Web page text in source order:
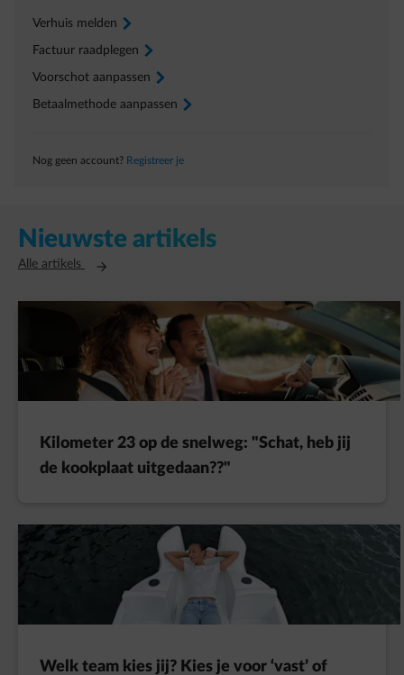
Verhuis melden arrow-right
Factuur raadplegen arrow-right
Voorschot aanpassen arrow-right
Betaalmethode aanpassen arrow-right
Nog geen account? Registreer je
Nieuwste artikels
Alle artikels Opent in een nieuw tabblad
Kilometer 23 op de snelweg: "Schat, heb jij
de kookplaat uitgedaan??"
Welk team kies jij? Kies je voor ‘vast’ of